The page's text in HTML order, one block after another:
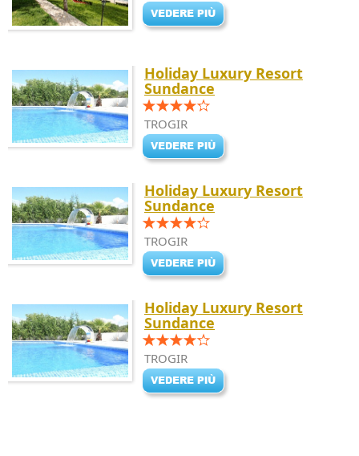
Holiday Luxury Resort
Sundance
TROGIR
Holiday Luxury Resort
Sundance
TROGIR
Holiday Luxury Resort
Sundance
TROGIR